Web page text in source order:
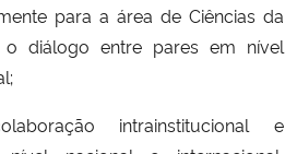
para a área de Ciências da
o diálogo entre pares em nível
intrainstitucional e